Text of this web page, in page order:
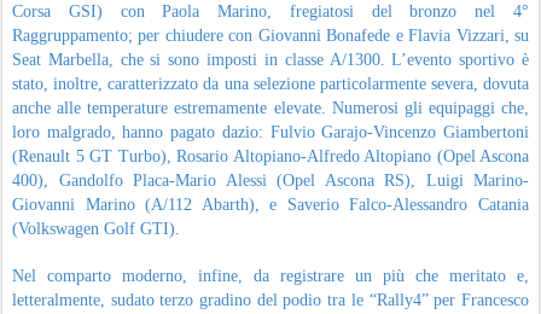
Corsa GSI) con Paola Marino, fregiatosi del bronzo nel 4°
Raggruppamento; per chiudere con Giovanni Bonafede e Flavia Vizzari, su
Seat Marbella, che si sono imposti in classe A/1300. L’evento sportivo è
stato, inoltre, caratterizzato da una selezione particolarmente severa, dovuta
anche alle temperature estremamente elevate. Numerosi gli equipaggi che,
loro malgrado, hanno pagato dazio: Fulvio Garajo-Vincenzo Giambertoni
(Renault 5 GT Turbo), Rosario Altopiano-Alfredo Altopiano (Opel Ascona
400), Gandolfo Placa-Mario Alessi (Opel Ascona RS), Luigi Marino-
Giovanni Marino (A/112 Abarth), e Saverio Falco-Alessandro Catania
(Volkswagen Golf GTI).
Nel comparto moderno, infine, da registrare un più che meritato e,
letteralmente, sudato terzo gradino del podio tra le “Rally4” per Francesco